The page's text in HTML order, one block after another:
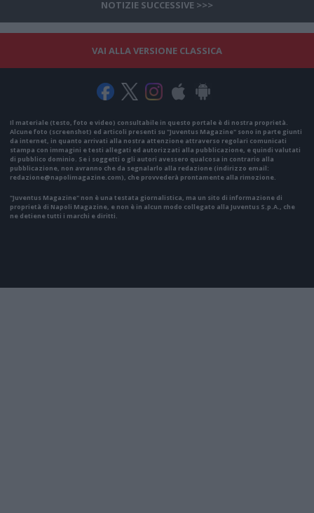
NOTIZIE SUCCESSIVE >>>
VAI ALLA VERSIONE CLASSICA
Il materiale (testo, foto e video) consultabile in questo portale è di nostra proprietà.
Alcune foto (screenshot) ed articoli presenti su "Juventus Magazine" sono in parte giunti
da internet, in quanto arrivati alla nostra attenzione attraverso regolari comunicati
stampa con immagini e testi allegati ed autorizzati alla pubblicazione, e quindi valutati
di pubblico dominio. Se i soggetti o gli autori avessero qualcosa in contrario alla
pubblicazione, non avranno che da segnalarlo alla redazione (indirizzo email:
redazione@napolimagazine.com), che provvederà prontamente alla rimozione.
"Juventus Magazine" non è una testata giornalistica, ma un sito di informazione di
proprietà di Napoli Magazine, e non è in alcun modo collegato alla Juventus S.p.A., che
ne detiene tutti i marchi e diritti.